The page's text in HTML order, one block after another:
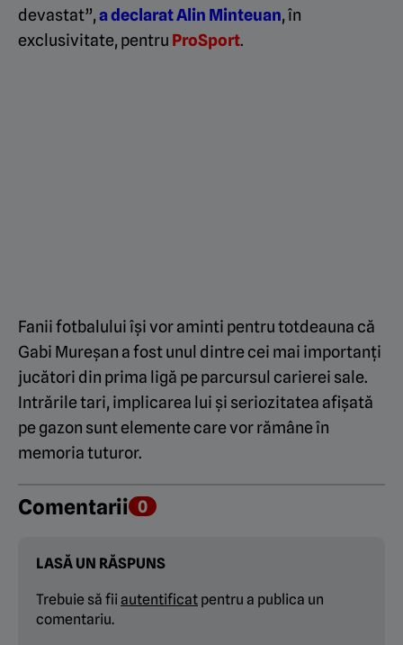
devastat”,a declarat Alin Minteuan, în
exclusivitate, pentru ProSport.
Fanii fotbalului își vor aminti pentru totdeauna că
Gabi Mureșan a fost unul dintre cei mai importanți
jucători din prima ligă pe parcursul carierei sale.
Intrările tari, implicarea lui și seriozitatea afișată
pe gazon sunt elemente care vor rămâne în
memoria tuturor.
Comentarii 0
LASĂ UN RĂSPUNS
Trebuie să fii autentificat pentru a publica un
comentariu.